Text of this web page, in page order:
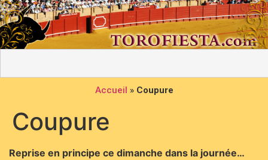
Accueil » Coupure
Coupure
Reprise en principe ce dimanche dans la journée…